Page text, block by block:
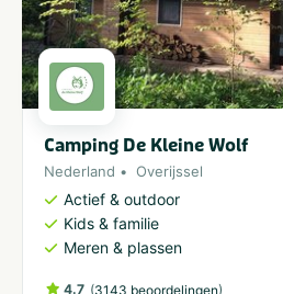
Camping De Kleine Wolf
Nederland Overijssel
Actief & outdoor
Kids & familie
Meren & plassen
4.7 (3143 beoordelingen)